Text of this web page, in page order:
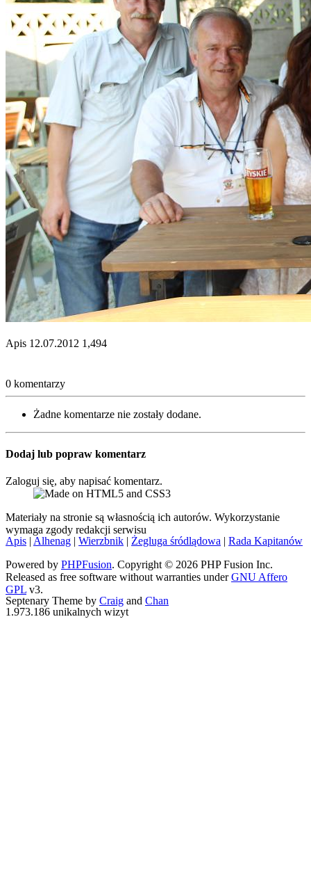
Apis 12.07.2012 1,494
0 komentarzy
Żadne komentarze nie zostały dodane.
Dodaj lub popraw komentarz
Zaloguj się, aby napisać komentarz.
Materiały na stronie są własnością ich autorów. Wykorzystanie
wymaga zgody redakcji serwisu
Apis | Alhenag | Wierzbnik | Żegluga śródlądowa | Rada Kapitanów
Powered by PHPFusion. Copyright © 2026 PHP Fusion Inc.
Released as free software without warranties underGNU Affero
GPL v3.
Septenary Theme by Craig and Chan
1.973.186 unikalnych wizyt